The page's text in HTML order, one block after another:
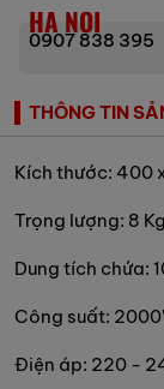
HA NOI
0907 838 395
THÔNG TIN
Kích thước: 400
Trọng lượng: 8 Kg
Dung tích chứa:
Công suất:
Điện áp: 220 -